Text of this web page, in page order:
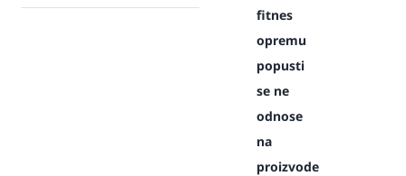
fitnes
opremu
popusti
se ne
odnose
na
proizvode